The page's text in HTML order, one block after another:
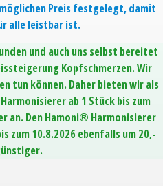
Preis festgelegt, damit
alle leistbar ist.
und auch uns selbst bereitet
Kopfschmerzen. Wir
tun können. Daher bieten wir als
ab 1 Stück bis zum
an. Den Hamoni® Harmonisierer
zum 10.8.2026 ebenfalls um 20,-